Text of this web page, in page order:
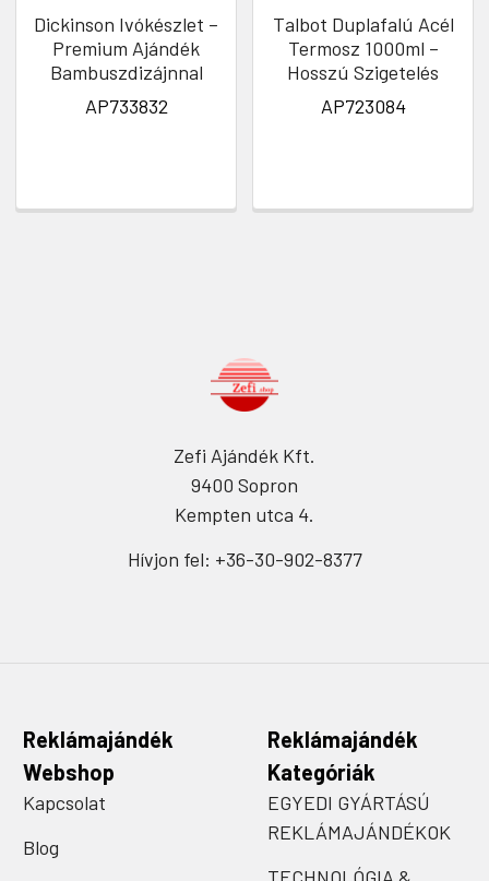
Dickinson Ivókészlet –
Premium Ajándék
Bambuszdizájnnal
AP733832
Talbot Duplafalú Acél
Termosz 1000ml –
Hosszú Szigetelés
AP723084
Zefi Ajándék Kft.
9400 Sopron
Kempten utca 4.
Hívjon fel: +36-30-902-8377
Reklámajándék
Webshop
Kapcsolat
Blog
Reklámajándék
Kategóriák
EGYEDI GYÁRTÁSÚ
REKLÁMAJÁNDÉKOK